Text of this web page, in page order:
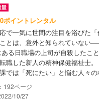
ポイントレンタル
で一気に世間の注目を浴びた
とは、意外と知られていない
る日職場の上司が自殺したこ
職した新人の精神保健福祉士。
では「死にたい」と悩む人々
192
10/27